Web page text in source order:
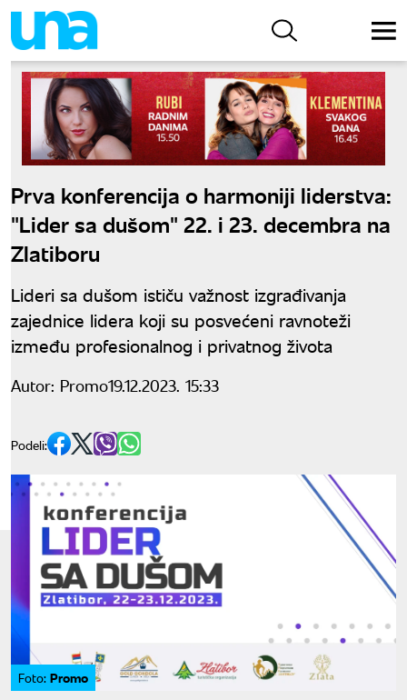
Prva konferencija o harmoniji liderstva:
"Lider sa dušom" 22. i 23. decembra na
Zlatiboru
Lideri sa dušom ističu važnost izgrađivanja
zajednice lidera koji su posvećeni ravnoteži
između profesionalnog i privatnog života
Autor: Promo19.12.2023. 15:33
Podeli:
Foto: Promo